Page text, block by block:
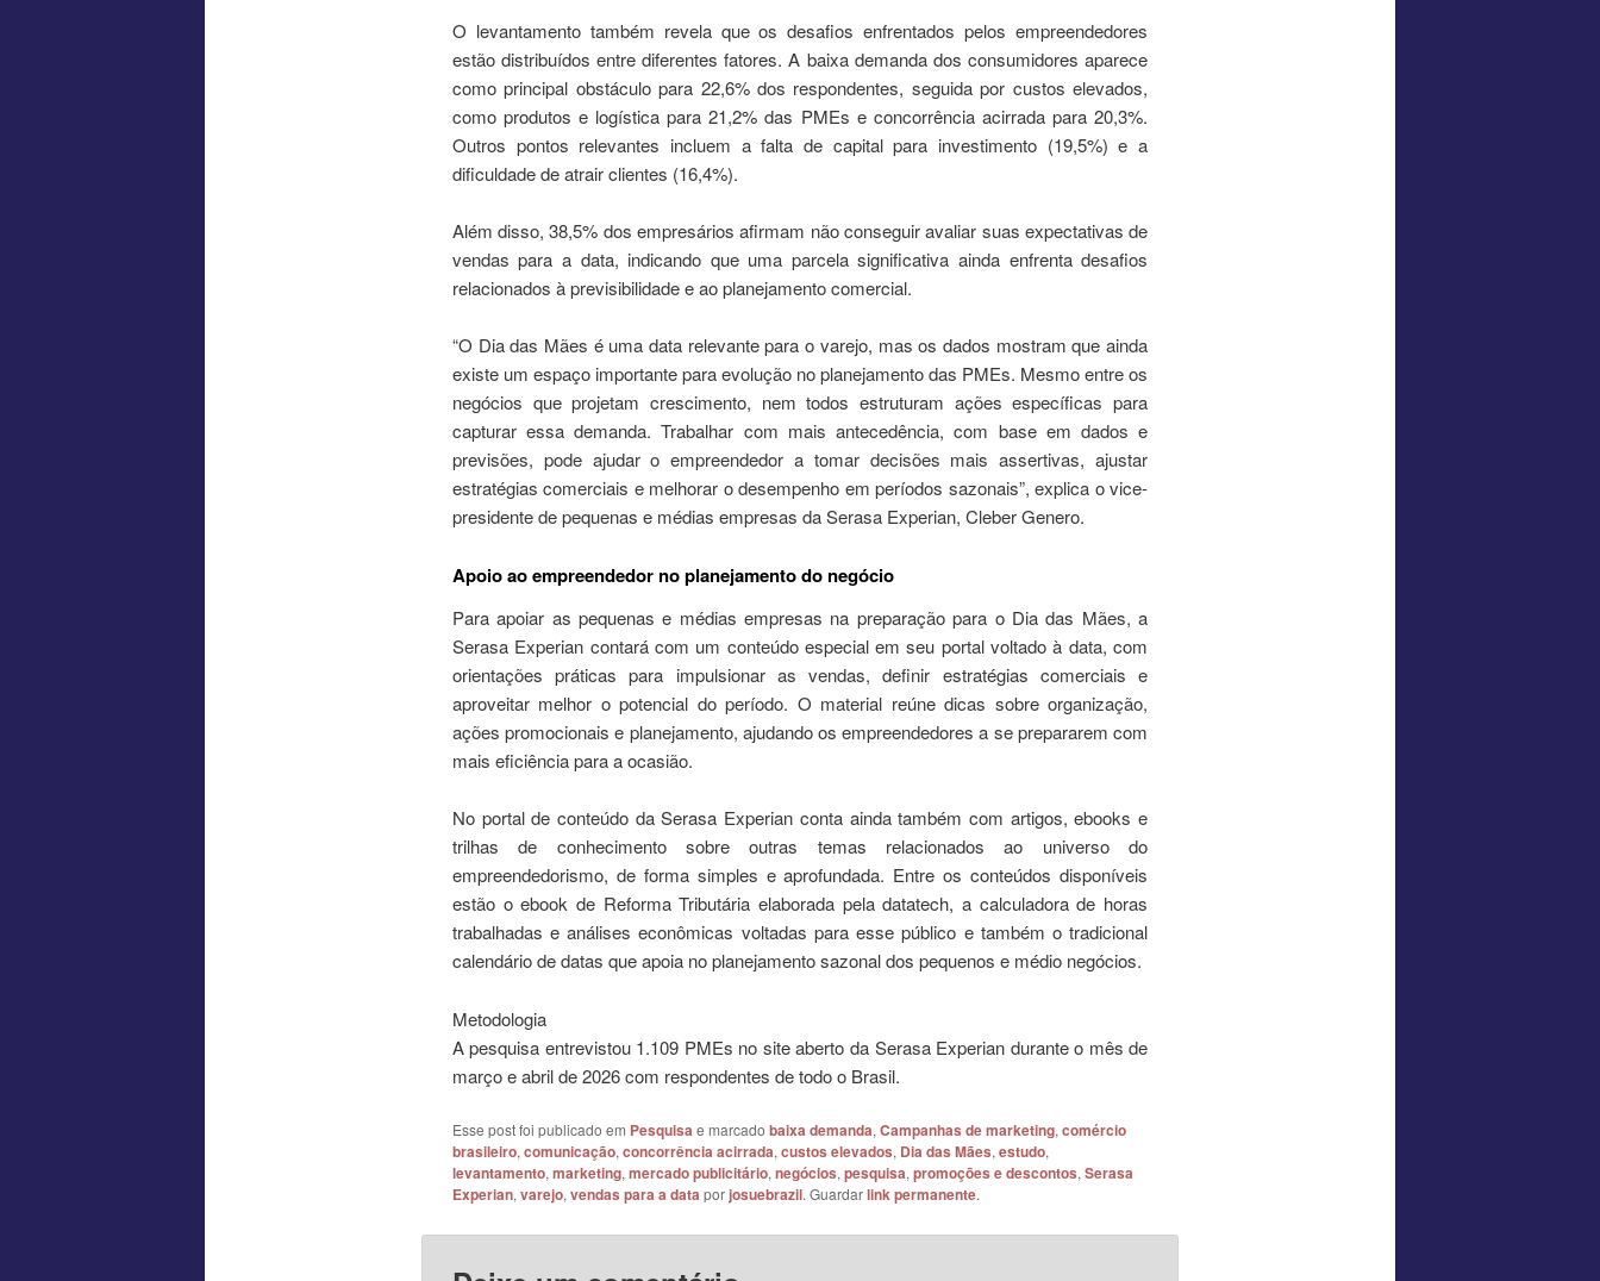
O levantamento também revela que os desafios enfrentados pelos empreendedores
estão distribuídos entre diferentes fatores. A baixa demanda dos consumidores aparece
como principal obstáculo para 22,6% dos respondentes, seguida por custos elevados,
como produtos e logística para 21,2% das PMEs e concorrência acirrada para 20,3%.
Outros pontos relevantes incluem a falta de capital para investimento (19,5%) e a
dificuldade de atrair clientes (16,4%).
Além disso, 38,5% dos empresários afirmam não conseguir avaliar suas expectativas de
vendas para a data, indicando que uma parcela significativa ainda enfrenta desafios
relacionados à previsibilidade e ao planejamento comercial.
“O Dia das Mães é uma data relevante para o varejo, mas os dados mostram que ainda
existe um espaço importante para evolução no planejamento das PMEs. Mesmo entre os
negócios que projetam crescimento, nem todos estruturam ações específicas para
capturar essa demanda. Trabalhar com mais antecedência, com base em dados e
previsões, pode ajudar o empreendedor a tomar decisões mais assertivas, ajustar
estratégias comerciais e melhorar o desempenho em períodos sazonais”, explica o vice-
presidente de pequenas e médias empresas da Serasa Experian, Cleber Genero.
Apoio ao empreendedor no planejamento do negócio
Para apoiar as pequenas e médias empresas na preparação para o Dia das Mães, a
Serasa Experian contará com um conteúdo especial em seu portal voltado à data, com
orientações práticas para impulsionar as vendas, definir estratégias comerciais e
aproveitar melhor o potencial do período. O material reúne dicas sobre organização,
ações promocionais e planejamento, ajudando os empreendedores a se prepararem com
mais eficiência para a ocasião.
No portal de conteúdo da Serasa Experian conta ainda também com artigos, ebooks e
trilhas de conhecimento sobre outras temas relacionados ao universo do
empreendedorismo, de forma simples e aprofundada. Entre os conteúdos disponíveis
estão o ebook de Reforma Tributária elaborada pela datatech, a calculadora de horas
trabalhadas e análises econômicas voltadas para esse público e também o tradicional
calendário de datas que apoia no planejamento sazonal dos pequenos e médio negócios.
Metodologia
A pesquisa entrevistou 1.109 PMEs no site aberto da Serasa Experian durante o mês de
março e abril de 2026 com respondentes de todo o Brasil.
Esse post foi publicado em Pesquisa e marcado baixa demanda, Campanhas de marketing, comércio
brasileiro, comunicação, concorrência acirrada, custos elevados, Dia das Mães, estudo,
levantamento, marketing, mercado publicitário, negócios, pesquisa, promoções e descontos, Serasa
Experian, varejo, vendas para a data porjosuebrazil. Guardarlink permanente.